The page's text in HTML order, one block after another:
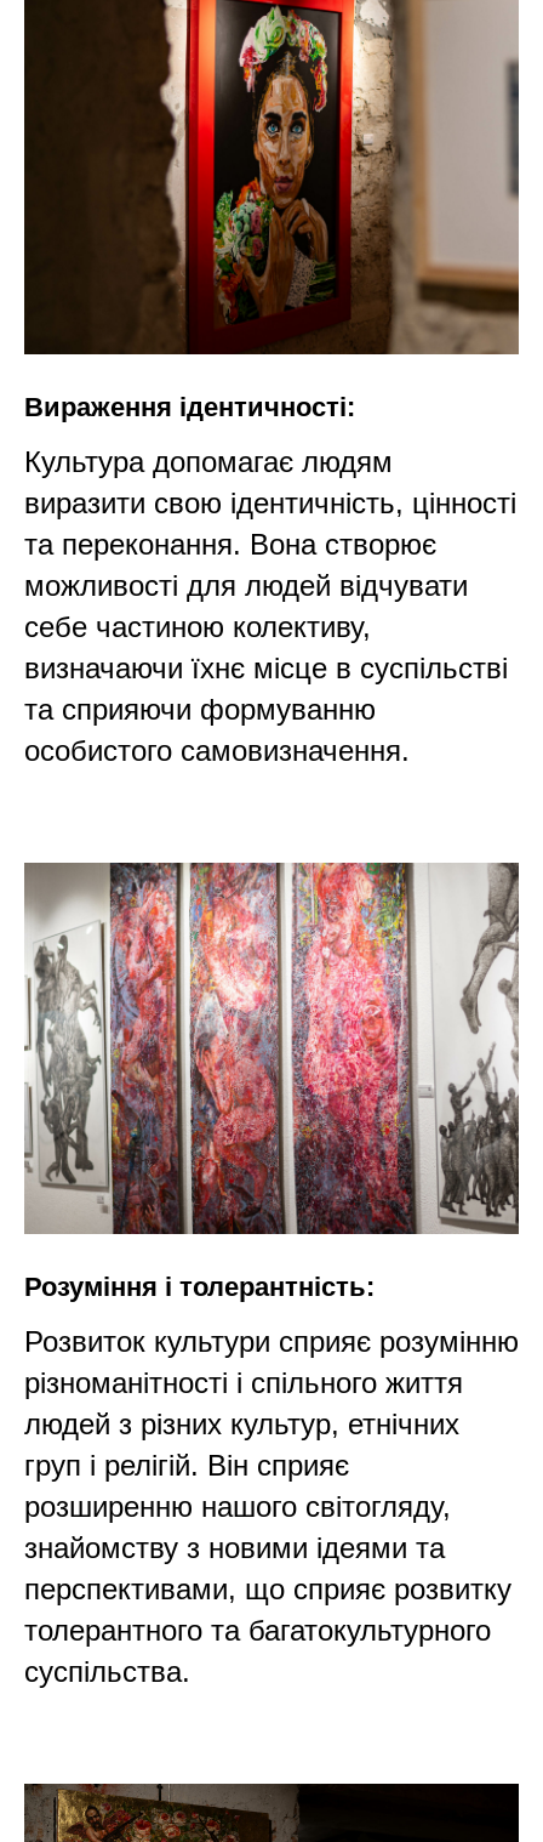
Вираження ідентичності:
Культура допомагає людям
виразити свою ідентичність, цінності
та переконання. Вона створює
можливості для людей відчувати
себе частиною колективу,
визначаючи їхнє місце в суспільстві
та сприяючи формуванню
особистого самовизначення.
Розуміння і толерантність:
Розвиток культури сприяє розумінню
різноманітності і спільного життя
людей з різних культур, етнічних
груп і релігій. Він сприяє
розширенню нашого світогляду,
знайомству з новими ідеями та
перспективами, що сприяє розвитку
толерантного та багатокультурного
суспільства.